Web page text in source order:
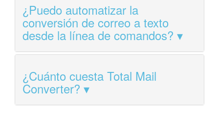
¿Puedo automatizar la
conversión de correo a texto
desde la línea de comandos?
¿Cuánto cuesta Total Mail
Converter?